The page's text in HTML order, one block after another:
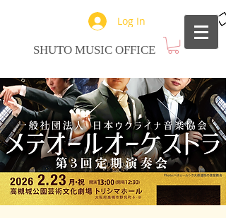
Log In
SHUTO MUSIC OFFICE